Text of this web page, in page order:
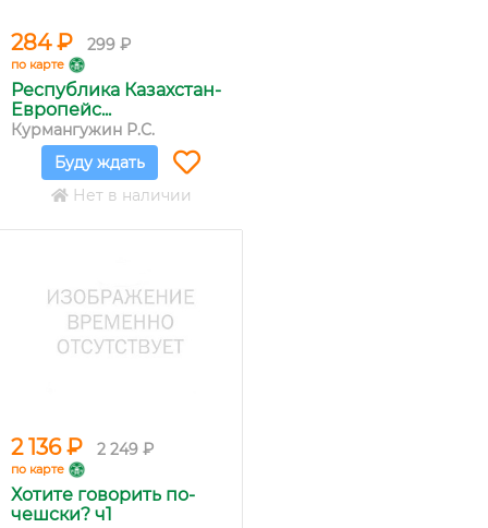
284 ₽ 299 ₽
по карте
Республика Казахстан-
Европейс...
Курмангужин Р.С.
Буду ждать
Нет в наличии
2 136 ₽ 2 249 ₽
по карте
Хотите говорить по-
чешски? ч1